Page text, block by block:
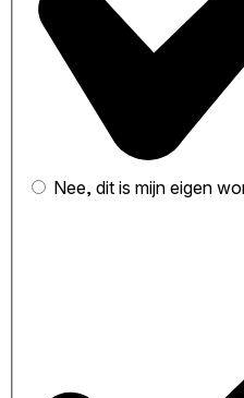
Nee, dit is mijn eigen